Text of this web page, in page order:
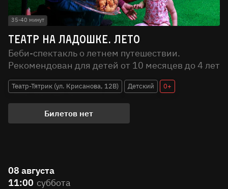
35-40 минут
Театр на ладошке. Лето
Беби-спектакль о летнем путешествии.
Рекомендован для детей от 10 месяцев до 4 лет
Театр-Тятрик (ул. Крисанова, 12В) Детский 0+
Билетов нет
08 августа
11:00 суббота